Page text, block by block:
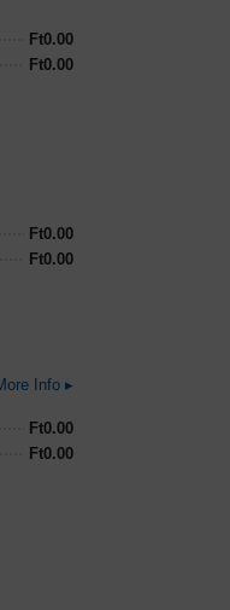
Ft0.00
Ft0.00
Ft0.00
Ft0.00
Info ▸
Ft0.00
Ft0.00